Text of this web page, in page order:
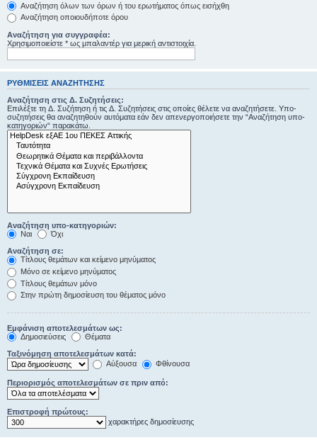
Αναζήτηση όλων των όρων ή του ερωτήματος όπως εισήχθη
Αναζήτηση οποιουδήποτε όρου
Αναζήτηση για συγγραφέα:
Χρησιμοποιείστε * ως μπαλαντέρ για μερική αντιστοιχία.
ΡΥΘΜΊΣΕΙΣ ΑΝΑΖΉΤΗΣΗΣ
Αναζήτηση στις Δ. Συζητήσεις:
Επιλέξτε τη Δ. Συζήτηση ή τις Δ. Συζητήσεις στις οποίες θέλετε να αναζητήσετε. Υπο-
συζητήσεις θα αναζητηθούν αυτόματα εάν δεν απενεργοποιήσετε την “Αναζήτηση υπο-
κατηγοριών“ παρακάτω.
Αναζήτηση υπο-κατηγοριών:
Ναι
Όχι
Αναζήτηση σε:
Τίτλους θεμάτων και κείμενο μηνύματος
Μόνο σε κείμενο μηνύματος
Τίτλους θεμάτων μόνο
Στην πρώτη δημοσίευση του θέματος μόνο
Εμφάνιση αποτελεσμάτων ως:
Δημοσιεύσεις
Θέματα
Ταξινόμηση αποτελεσμάτων κατά:
Αύξουσα
Φθίνουσα
Περιορισμός αποτελεσμάτων σε πριν από:
Επιστροφή πρώτους:
χαρακτήρες δημοσίευσης